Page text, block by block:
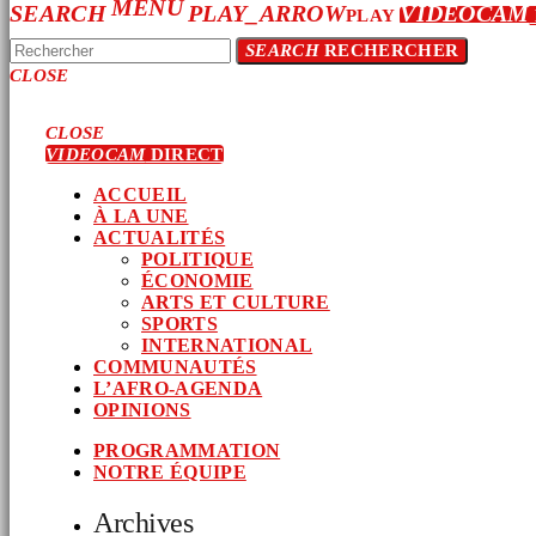
SEARCHMENUPLAY_ARROWPLAY VIDEOCAM
SEARCHRECHERCHER
CLOSE
CLOSE
VIDEOCAMDIRECT
ACCUEIL
À LA UNE
ACTUALITÉS
POLITIQUE
ÉCONOMIE
ARTS ET CULTURE
SPORTS
INTERNATIONAL
COMMUNAUTÉS
L’AFRO-AGENDA
OPINIONS
PROGRAMMATION
NOTRE ÉQUIPE
Archives